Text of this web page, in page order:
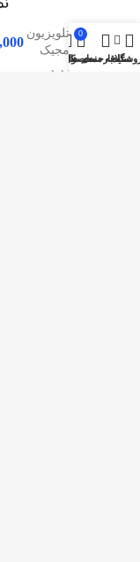
صفحات پربازدید
تلویزیون
مجیک
65D2800
سایدبار
علاقه مندی ها
0
محصول
حساب کاربری من